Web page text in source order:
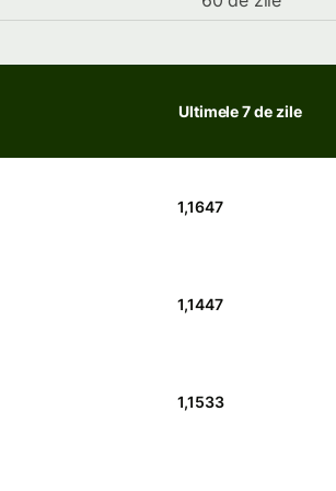
Ultimele 7 de zile
1,1647
1,1447
1,1533